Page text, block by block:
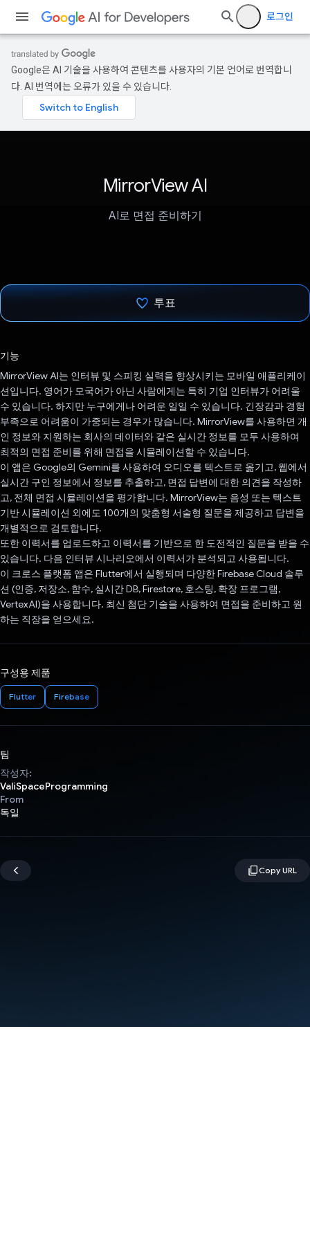
로그인
Google은 AI 기술을 사용하여 콘텐츠를 사용자의 기본 언어로 번역합니
다. AI 번역에는 오류가 있을 수 있습니다.
MirrorView AI
AI로 면접 준비하기
투표
기능
MirrorView AI는 인터뷰 및 스피킹 실력을 향상시키는 모바일 애플리케이
션입니다. 영어가 모국어가 아닌 사람에게는 특히 기업 인터뷰가 어려울
수 있습니다. 하지만 누구에게나 어려운 일일 수 있습니다. 긴장감과 경험
부족으로 어려움이 가중되는 경우가 많습니다. MirrorView를 사용하면 개
인 정보와 지원하는 회사의 데이터와 같은 실시간 정보를 모두 사용하여
최적의 면접 준비를 위해 면접을 시뮬레이션할 수 있습니다.
이 앱은 Google의 Gemini를 사용하여 오디오를 텍스트로 옮기고, 웹에서
실시간 구인 정보에서 정보를 추출하고, 면접 답변에 대한 의견을 작성하
고, 전체 면접 시뮬레이션을 평가합니다. MirrorView는 음성 또는 텍스트
기반 시뮬레이션 외에도 100개의 맞춤형 서술형 질문을 제공하고 답변을
개별적으로 검토합니다.
또한 이력서를 업로드하고 이력서를 기반으로 한 도전적인 질문을 받을 수
있습니다. 다음 인터뷰 시나리오에서 이력서가 분석되고 사용됩니다.
이 크로스 플랫폼 앱은 Flutter에서 실행되며 다양한 Firebase Cloud 솔루
션 (인증, 저장소, 함수, 실시간 DB, Firestore, 호스팅, 확장 프로그램,
VertexAI)을 사용합니다. 최신 첨단 기술을 사용하여 면접을 준비하고 원
하는 직장을 얻으세요.
구성용 제품
Flutter Firebase
팀
작성자:
ValiSpaceProgramming
From
독일